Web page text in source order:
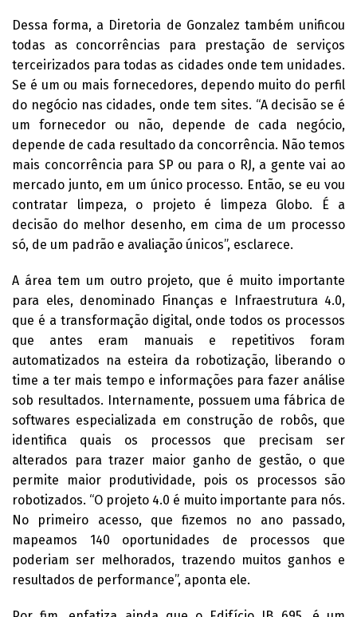
Dessa forma, a Diretoria de Gonzalez também unificou
todas as concorrências para prestação de serviços
terceirizados para todas as cidades onde tem unidades.
Se é um ou mais fornecedores, dependo muito do perfil
do negócio nas cidades, onde tem sites. “A decisão se é
um fornecedor ou não, depende de cada negócio,
depende de cada resultado da concorrência. Não temos
mais concorrência para SP ou para o RJ, a gente vai ao
mercado junto, em um único processo. Então, se eu vou
contratar limpeza, o projeto é limpeza Globo. É a
decisão do melhor desenho, em cima de um processo
só, de um padrão e avaliação únicos”, esclarece.
A área tem um outro projeto, que é muito importante
para eles, denominado Finanças e Infraestrutura 4.0,
que é a transformação digital, onde todos os processos
que antes eram manuais e repetitivos foram
automatizados na esteira da robotização, liberando o
time a ter mais tempo e informações para fazer análise
sob resultados. Internamente, possuem uma fábrica de
softwares especializada em construção de robôs, que
identifica quais os processos que precisam ser
alterados para trazer maior ganho de gestão, o que
permite maior produtividade, pois os processos são
robotizados. “O projeto 4.0 é muito importante para nós.
No primeiro acesso, que fizemos no ano passado,
mapeamos 140 oportunidades de processos que
poderiam ser melhorados, trazendo muitos ganhos e
resultados de performance”, aponta ele.